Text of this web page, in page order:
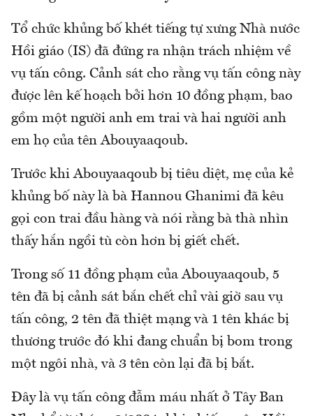
Tổ chức khủng bố khét tiếng tự xưng Nhà nước
Hồi giáo (IS) đã đứng ra nhận trách nhiệm về
vụ tấn công. Cảnh sát cho rằng vụ tấn công này
được lên kế hoạch bởi hơn 10 đồng phạm, bao
gồm một người anh em trai và hai người anh
em họ của tên Abouyaaqoub.
Trước khi Abouyaaqoub bị tiêu diệt, mẹ của kẻ
khủng bố này là bà Hannou Ghanimi đã kêu
gọi con trai đầu hàng và nói rằng bà thà nhìn
thấy hắn ngồi tù còn hơn bị giết chết.
Trong số 11 đồng phạm của Abouyaaqoub, 5
tên đã bị cảnh sát bắn chết chỉ vài giờ sau vụ
tấn công, 2 tên đã thiệt mạng và 1 tên khác bị
thương trước đó khi đang chuẩn bị bom trong
một ngôi nhà, và 3 tên còn lại đã bị bắt.
Đây là vụ tấn công đẫm máu nhất ở Tây Ban